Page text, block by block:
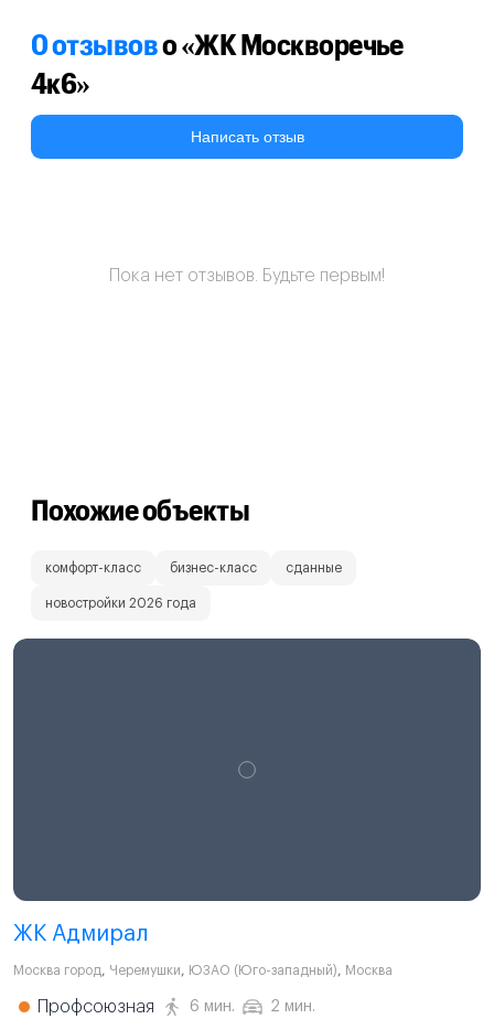
0 отзывово «ЖК Москворечье
4к6»
Написать отзыв
Пока нет отзывов. Будьте первым!
Похожие объекты
комфорт-класс бизнес-класс сданные
новостройки 2026 года
ЖК Адмирал
Москва город, Черемушки, ЮЗАО (Юго-западный), Москва
Профсоюзная 6 мин. 2 мин.